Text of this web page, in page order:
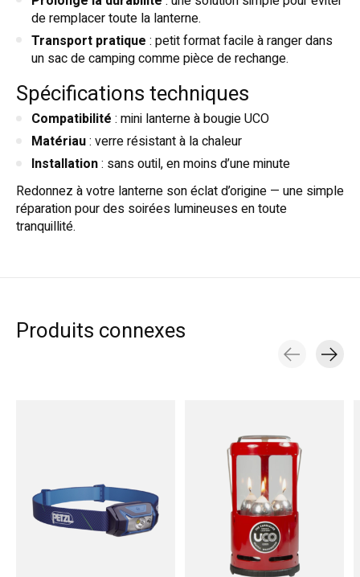
de remplacer toute la lanterne.
Transport pratique : petit format facile à ranger dans
un sac de camping comme pièce de rechange.
Spécifications techniques
Compatibilité : mini lanterne à bougie UCO
Matériau: verre résistant à la chaleur
Installation: sans outil, en moins d’une minute
Redonnez à votre lanterne son éclat d’origine — une simple
réparation pour des soirées lumineuses en toute
tranquillité.
Produits connexes